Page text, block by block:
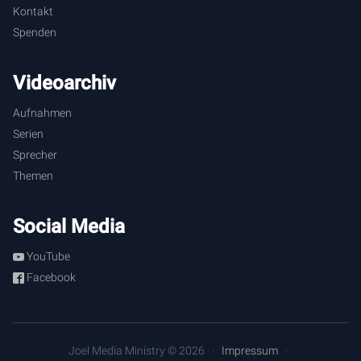
Kontakt
Spenden
Videoarchiv
Aufnahmen
Serien
Sprecher
Themen
Social Media
YouTube
Facebook
Joel Media Ministry © 2026
Impressum